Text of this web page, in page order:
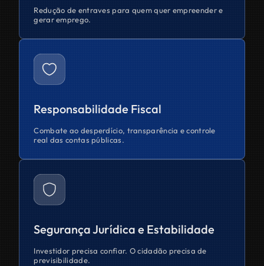
Redução de entraves para quem quer empreender e
gerar emprego.
Responsabilidade Fiscal
Combate ao desperdício, transparência e controle
real das contas públicas.
Segurança Jurídica e Estabilidade
Investidor precisa confiar. O cidadão precisa de
previsibilidade.